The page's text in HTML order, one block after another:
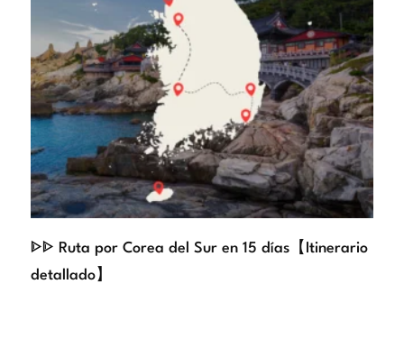
ᐈᐈ Ruta por Corea del Sur en 15 días【Itinerario
detallado】